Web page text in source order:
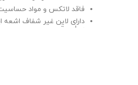
فاقد لاتکس و مواد
دارای لاین غیر شفاف اشعه
سراسر تیوپ